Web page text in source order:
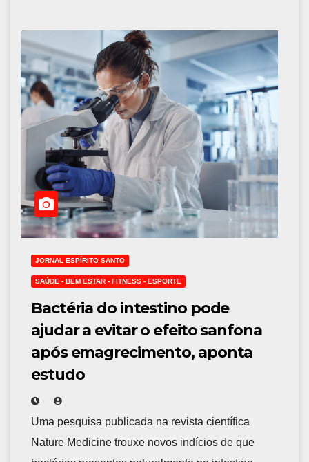
JORNAL ESPÍRITO SANTO
SAÚDE - BEM ESTAR - FITNESS - ESPORTE
Bactéria do intestino pode
ajudar a evitar o efeito sanfona
após emagrecimento, aponta
estudo
Uma pesquisa publicada na revista científica
Nature Medicine trouxe novos indícios de que